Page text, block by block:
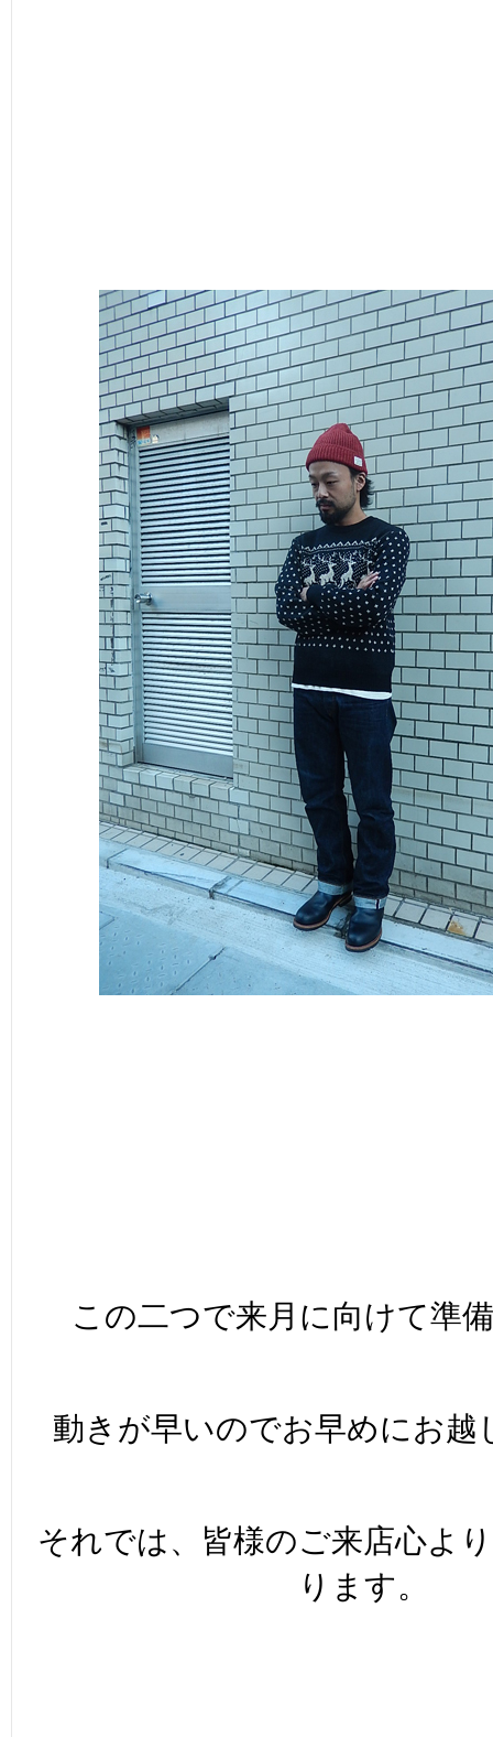
この二つで来月に向けて準
動きが早いのでお早めにお越
それでは、皆様のご来店心よ
ります。